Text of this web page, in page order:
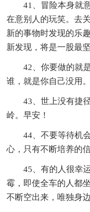
41、冒险本身就
在意别人的玩笑。去
新的事物时发现的乐
新发现，将是一股最
42、你要做的就
谁，就是你自己没用
43、世上没有捷
岭。早安！
44、不要等待机
心，只有不断培养的
45、有的人很幸
霉，即使全车的人都
不断空出来，唯独身